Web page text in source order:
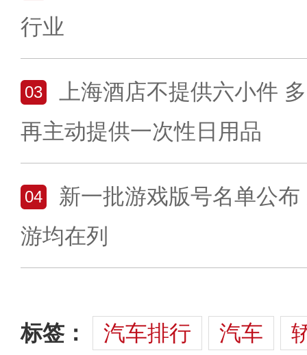
行业
03
上海酒店不提供六小件
再主动提供一次性日用品
04
新一批游戏版号名单公
游均在列
标签： 汽车排行 汽车